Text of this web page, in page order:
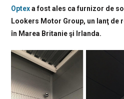
Optexa fost ales ca furnizor de
Lookers Motor Group, un lanţ de
în Marea Britanie şi Irlanda.